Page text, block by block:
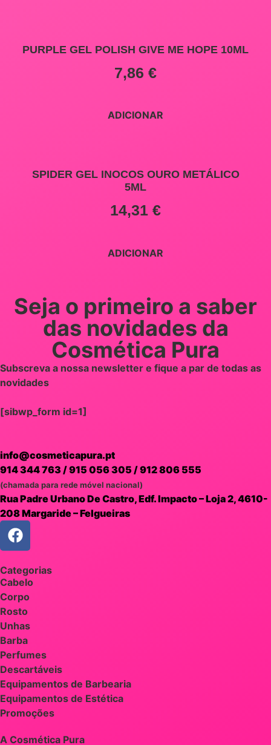
PURPLE GEL POLISH GIVE ME HOPE 10ML
7,86 €
ADICIONAR
SPIDER GEL INOCOS OURO METÁLICO
5ML
14,31 €
ADICIONAR
Seja o primeiro a saber
das novidades da
Cosmética Pura
Subscreva a nossa newsletter e fique a par de todas as
novidades
[sibwp_form id=1]
info@cosmeticapura.pt
914 344 763 /915 056 305 /912 806 555
(chamada para rede móvel nacional)
Rua Padre Urbano De Castro, Edf. Impacto – Loja 2, 4610-
208 Margaride – Felgueiras
Categorias
Cabelo
Corpo
Rosto
Unhas
Barba
Perfumes
Descartáveis
Equipamentos de Barbearia
Equipamentos de Estética
Promoções
A Cosmética Pura